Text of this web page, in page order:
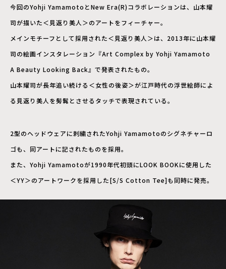
今回のYohji YamamotoとNew Era(R)コラボレーションは、山本耀
司が描いた＜見返り美人＞のアートをフィーチャー。
メインモチーフとして採用された＜見返り美人＞は、2013年に山本耀
司の絵画インスタレーション『Art Complex by Yohji Yamamoto
A Beauty Looking Back』で発表されたもの。
山本耀司が長年追い続ける＜女性の後姿＞が江戸時代の浮世絵師によ
る見返り美人を髣髴とさせるタッチで表現されている。
2型のヘッドウェアに刺繍されたYohji Yamamotoのシグネチャーロ
ゴも、同アートに記されたものを採用。
また、Yohji Yamamotoが1990年代初頭にLOOK BOOKに使用した
＜YY＞のアートワークを採用した[S/S Cotton Tee]も同時に発売。